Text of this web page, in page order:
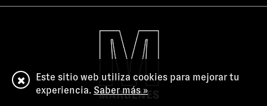
Este sitio web utiliza cookies para mejorar tu
experiencia. Saber más »